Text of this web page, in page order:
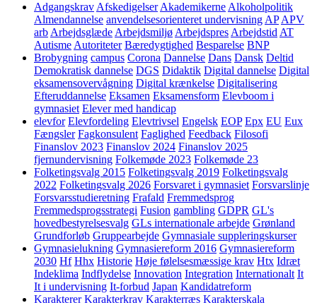
Adgangskrav Afskedigelser Akademikerne Alkoholpolitik
Almendannelse anvendelsesorienteret undervisning AP APV
arb Arbejdsglæde Arbejdsmiljø Arbejdspres Arbejdstid AT
Autisme Autoriteter Bæredygtighed Besparelse BNP
Brobygning campus Corona Dannelse Dans Dansk Deltid
Demokratisk dannelse DGS Didaktik Digital dannelse Digital
eksamensovervågning Digital krænkelse Digitalisering
Efteruddannelse Eksamen Eksamensform Elevboom i
gymnasiet Elever med handicap
elevfor Elevfordeling Elevtrivsel Engelsk EOP Epx EU Eux
Fængsler Fagkonsulent Faglighed Feedback Filosofi
Finanslov 2023 Finanslov 2024 Finanslov 2025
fjernundervisning Folkemøde 2023 Folkemøde 23
Folketingsvalg 2015 Folketingsvalg 2019 Folketingsvalg
2022 Folketingsvalg 2026 Forsvaret i gymnasiet Forsvarslinje
Forsvarsstudieretning Frafald Fremmedsprog
Fremmedsprogsstrategi Fusion gambling GDPR GL's
hovedbestyrelsesvalg GLs internationale arbejde Grønland
Grundforløb Gruppearbejde Gymnasiale suppleringskurser
Gymnasielukning Gymnasiereform 2016 Gymnasiereform
2030 Hf Hhx Historie Høje følelsesmæssige krav Htx Idræt
Indeklima Indflydelse Innovation Integration Internationalt It
It i undervisning It-forbud Japan Kandidatreform
Karakterer Karakterkrav Karakterræs Karakterskala